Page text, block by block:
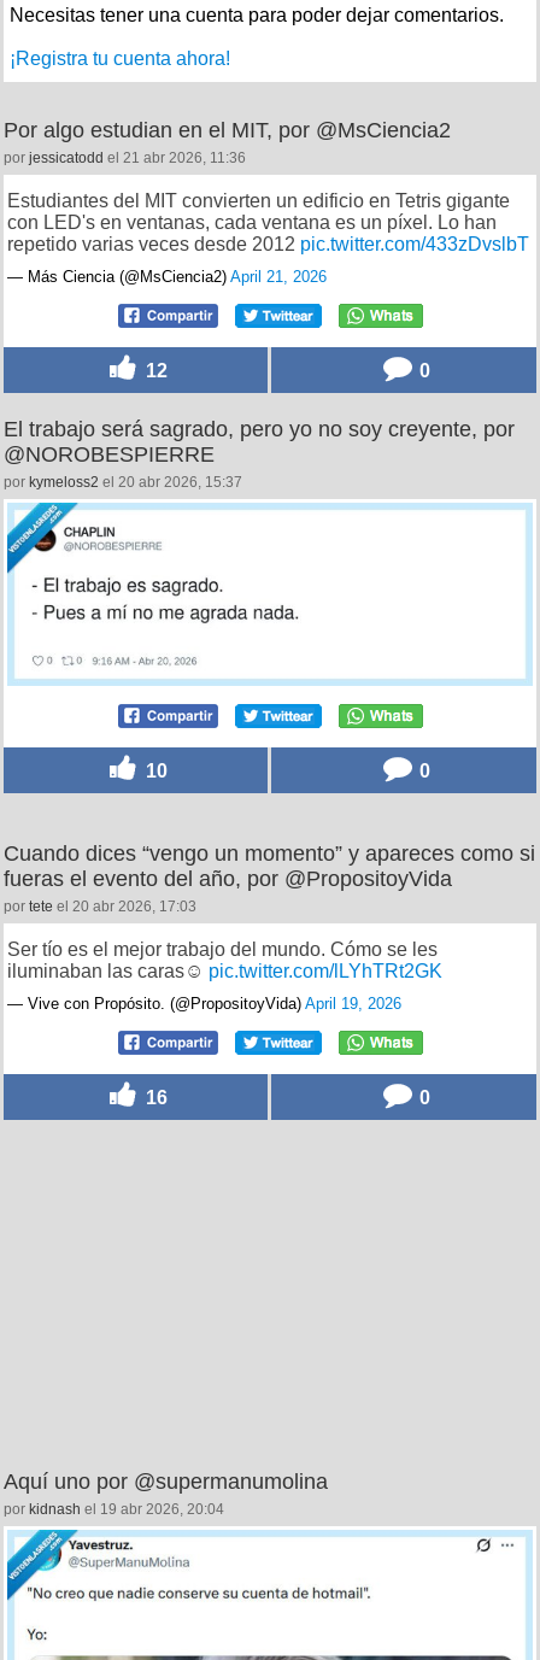
Necesitas tener una cuenta para poder dejar comentarios.
¡Registra tu cuenta ahora!
Por algo estudian en el MIT, por @MsCiencia2
por jessicatodd el 21 abr 2026, 11:36
Estudiantes del MIT convierten un edificio en Tetris gigante
con LED's en ventanas, cada ventana es un píxel. Lo han
repetido varias veces desde 2012 pic.twitter.com/433zDvslbT
— Más Ciencia (@MsCiencia2) April 21, 2026
12 0
El trabajo será sagrado, pero yo no soy creyente, por
@NOROBESPIERRE
por kymeloss2 el 20 abr 2026, 15:37
10 0
Cuando dices “vengo un momento” y apareces como si
fueras el evento del año, por @PropositoyVida
por tete el 20 abr 2026, 17:03
Ser tío es el mejor trabajo del mundo. Cómo se les
iluminaban las caras☺️ pic.twitter.com/lLYhTRt2GK
— Vive con Propósito. (@PropositoyVida) April 19, 2026
16 0
Aquí uno por @supermanumolina
por kidnash el 19 abr 2026, 20:04